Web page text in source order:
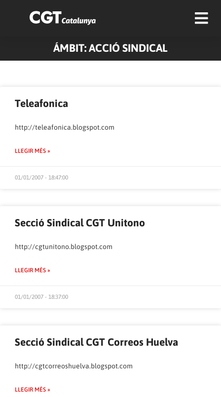
ÁMBIT: ACCIÓ SINDICAL
Teleafonica
http://teleafonica.blogspot.com
LLEGIR MÉS »
01/01/2007 - 18:47:00
Secció Sindical CGT Unitono
http://cgtunitono.blogspot.com
LLEGIR MÉS »
01/01/2007 - 18:37:00
Secció Sindical CGT Correos Huelva
http://cgtcorreoshuelva.blogspot.com
LLEGIR MÉS »